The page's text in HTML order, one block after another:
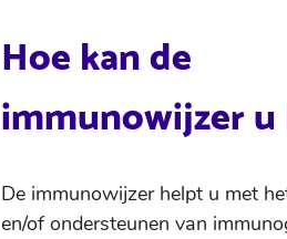
Hoe kan de
immunowijzer u
De immunowijzer helpt u met
en/of ondersteunen van